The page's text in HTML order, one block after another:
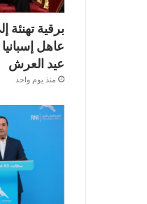
برقية
عاهل
عيد العرش
منذ يوم واحد